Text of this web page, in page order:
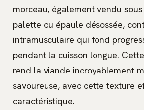
morceau, également vendu
palette ou épaule désossée,
intramusculaire qui fond
pendant la cuisson longue.
rend la viande incroyablement
savoureuse, avec cette texture
caractéristique.